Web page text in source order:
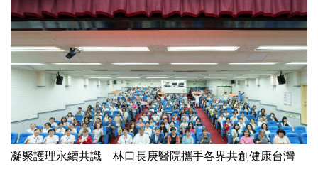
凝聚護理永續共識 林口長庚醫院攜手各界共創健康台灣